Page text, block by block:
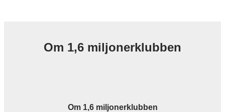
Om 1,6 miljonerklubben
Om 1,6 miljonerklubben